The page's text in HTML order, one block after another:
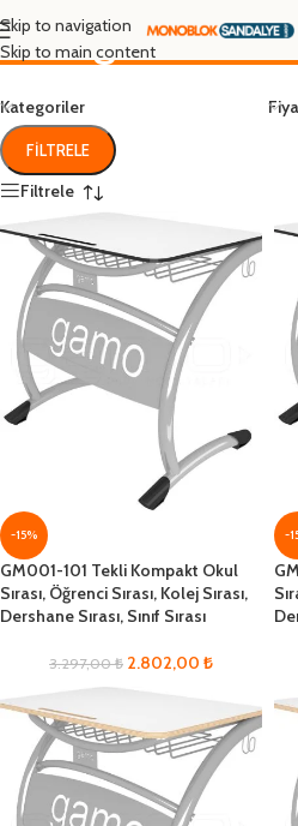
Skip to navigation
Skip to main content
ikili öğrenci sırası
Kategoriler
FILTRELE
Filtrele
-15%
GM001-101 Tekli Kompakt Okul
Sırası, Öğrenci Sırası, Kolej Sırası,
Dershane Sırası, Sınıf Sırası
3.297,00₺ 2.802,00 ₺
-